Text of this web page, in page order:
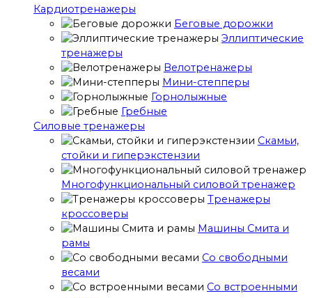
Кардиотренажеры
Беговые дорожки
Эллиптические
тренажеры
Велотренажеры
Мини-степперы
Горнолыжные
Гребные
Cиловые тренажеры
Скамьи,
стойки и гиперэкстензии
Многофункциональный силовой тренажер
Тренажеры
кроссоверы
Машины Смита и
рамы
Со свободными
весами
Со встроенными